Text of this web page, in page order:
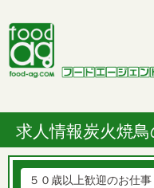
求人情報炭火焼鳥
５０歳以上歓迎のお仕事